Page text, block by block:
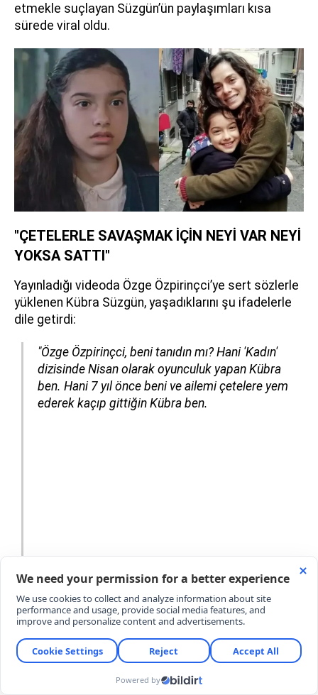
etmekle suçlayan Süzgün’ün paylaşımları kısa
sürede viral oldu.
"ÇETELERLE SAVAŞMAK İÇİN NEYİ VAR NEYİ
YOKSA SATTI"
Yayınladığı videoda Özge Özpirinçci’ye sert sözlerle
yüklenen Kübra Süzgün, yaşadıklarını şu ifadelerle
dile getirdi:
"Özge Özpirinçci, beni tanıdın mı? Hani 'Kadın'
dizisinde Nisan olarak oyunculuk yapan Kübra
ben. Hani 7 yıl önce beni ve ailemi çetelere yem
ederek kaçıp gittiğin Kübra ben.
Seni tanıdığım günden beri ne çocukluğumu
yaşayabildim ne de genç kızlığımı yaşayabildim.